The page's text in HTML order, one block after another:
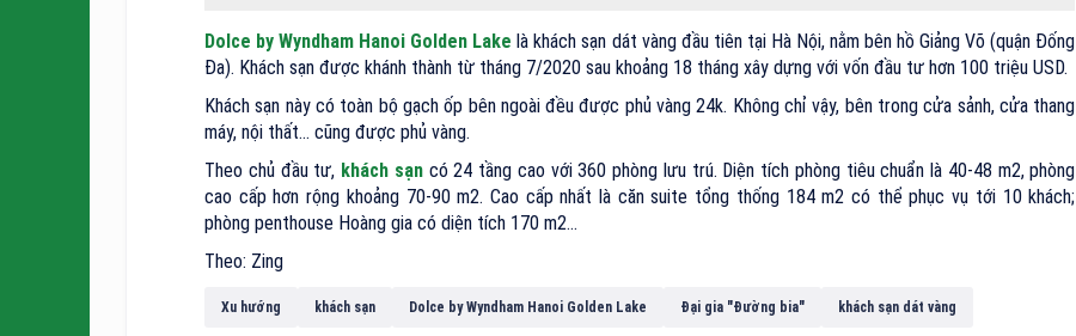
Dolce by Wyndham Hanoi Golden Lake là khách sạn dát vàng đầu tiên tại Hà Nội, nằm bên hồ Giảng Võ (quận Đống
Đa). Khách sạn được khánh thành từ tháng 7/2020 sau khoảng 18 tháng xây dựng với vốn đầu tư hơn 100 triệu USD.
Khách sạn này có toàn bộ gạch ốp bên ngoài đều được phủ vàng 24k. Không chỉ vậy, bên trong cửa sảnh, cửa thang
máy, nội thất... cũng được phủ vàng.
Theo chủ đầu tư, khách sạncó 24 tầng cao với 360 phòng lưu trú. Diện tích phòng tiêu chuẩn là 40-48 m2, phòng
cao cấp hơn rộng khoảng 70-90 m2. Cao cấp nhất là căn suite tổng thống 184 m2 có thể phục vụ tới 10 khách;
phòng penthouse Hoàng gia có diện tích 170 m2...
Theo: Zing
Xu hướng khách sạn Dolce by Wyndham Hanoi Golden Lake Đại gia "Đường bia" khách sạn dát vàng